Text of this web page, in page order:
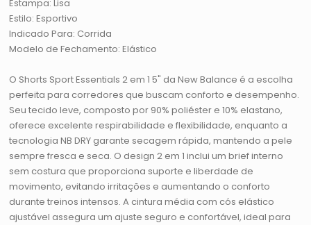
Estampa: Lisa
Estilo: Esportivo
Indicado Para: Corrida
Modelo de Fechamento: Elástico
O Shorts Sport Essentials 2 em 1 5" da New Balance é a escolha
perfeita para corredores que buscam conforto e desempenho.
Seu tecido leve, composto por 90% poliéster e 10% elastano,
oferece excelente respirabilidade e flexibilidade, enquanto a
tecnologia NB DRY garante secagem rápida, mantendo a pele
sempre fresca e seca. O design 2 em 1 inclui um brief interno
sem costura que proporciona suporte e liberdade de
movimento, evitando irritações e aumentando o conforto
durante treinos intensos. A cintura média com cós elástico
ajustável assegura um ajuste seguro e confortável, ideal para